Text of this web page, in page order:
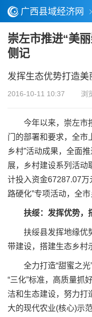
广西县域经济网
崇左市推进“美
侧记
发挥生态优势打造美
2016-10-11 10:37 浏览
今年以来，崇左市按
门的部署和要求，全市
乡村”活动成果，全面
展，乡村建设系列活动
计投入资金67287.07万
路硬化”专项活动，全
扶绥：发挥优势，
扶绥县发挥地缘优势
带建设，搭建生态乡村
全力打造“甜蜜之光”
“三化”标准，高质量抓
洁和生态建设，努力打
大的现代农业(核心)示范